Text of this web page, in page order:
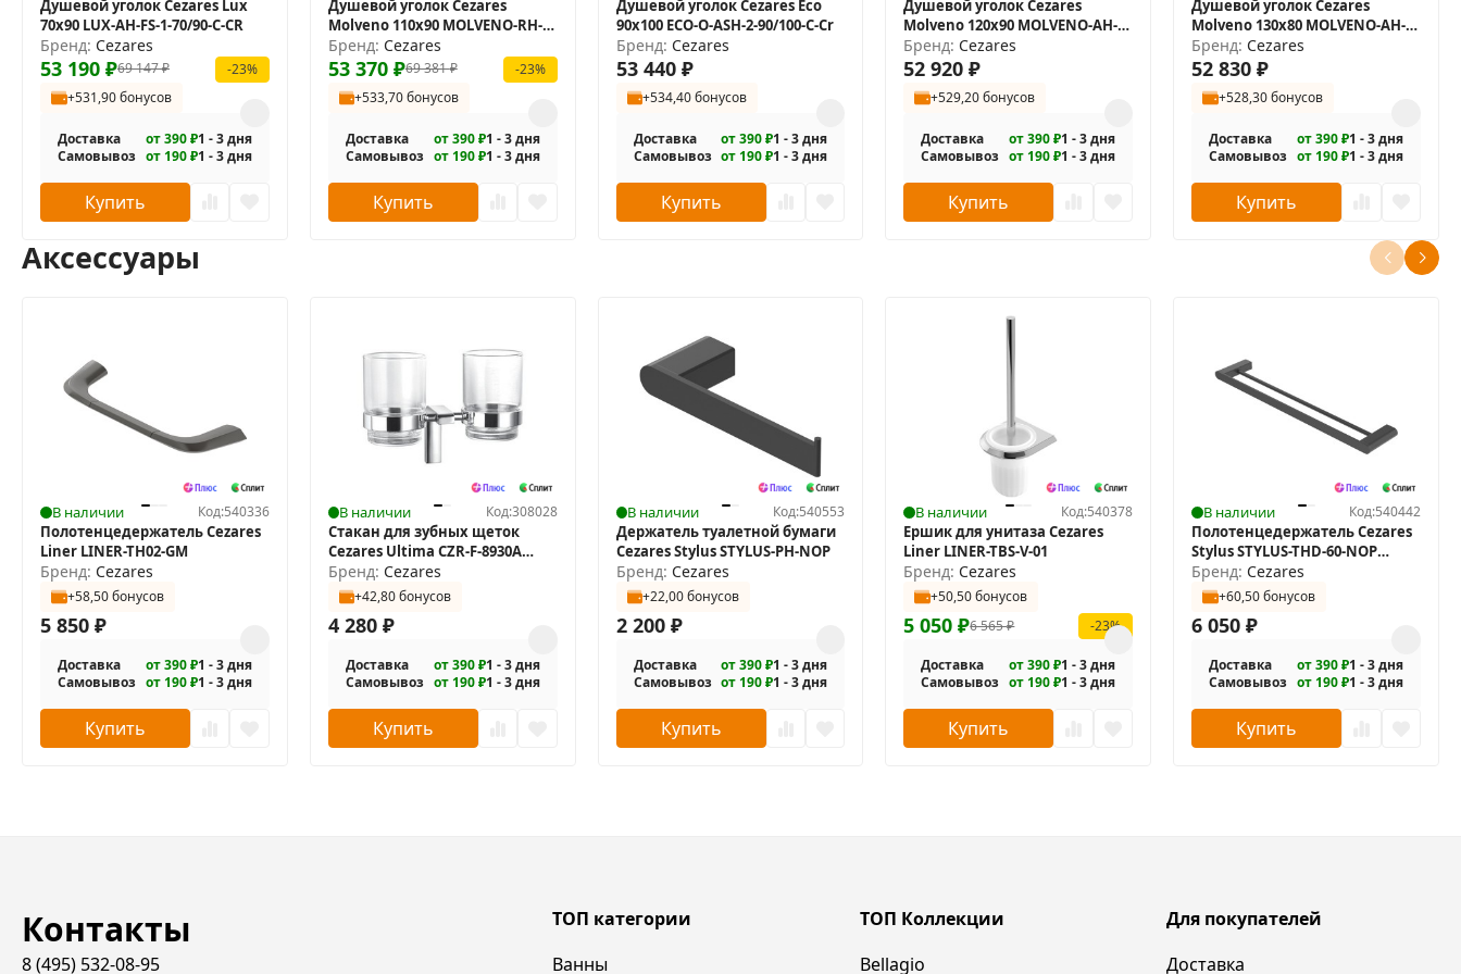
Душевой уголок Cezares Lux
70x90 LUX-AH-FS-1-70/90-C-CR
Бренд: Cezares
69 147₽
53 190 ₽
-23%
+531,90 бонусов
Доставка от 390 ₽1 - 3 дня
Самовывоз от 190 ₽1 - 3 дня
Купить
Душевой уголок Cezares
Molveno 110x90 MOLVENO-RH-2-
110/90-C-Cr-IV
Бренд: Cezares
69 381₽
53 370 ₽
-23%
+533,70 бонусов
Доставка от 390 ₽1 - 3 дня
Самовывоз от 190 ₽1 - 3 дня
Купить
Душевой уголок Cezares Eco
90x100 ECO-O-ASH-2-90/100-C-Cr
Бренд: Cezares
53 440 ₽
+534,40 бонусов
Доставка от 390 ₽1 - 3 дня
Самовывоз от 190 ₽1 - 3 дня
Купить
Душевой уголок Cezares
Molveno 120x90 MOLVENO-AH-
11-120/90-P-Cr
Бренд: Cezares
52 920₽
+529,20 бонусов
Доставка от 390 ₽1 - 3 дня
Самовывоз от 190 ₽1 - 3 дня
Купить
Душевой уголок Cezares
Molveno 130x80 MOLVENO-AH-
11-130/80-C-Cr-IV
Бренд: Cezares
52 830₽
+528,30 бонусов
Доставка от 390 ₽1 - 3 дня
Самовывоз от 190 ₽1 - 3 дня
Купить
Аксессуары
В наличии Код:540336
Полотенцедержатель Cezares
Liner LINER-TH02-GM
Бренд: Cezares
+58,50 бонусов
5 850 ₽
Доставка от 390 ₽1 - 3 дня
Самовывоз от 190 ₽1 - 3 дня
Купить
В наличии Код:308028
Стакан для зубных щеток
Cezares Ultima CZR-F-8930A
двойной
Бренд: Cezares
+42,80 бонусов
4 280 ₽
Доставка от 390 ₽1 - 3 дня
Самовывоз от 190 ₽1 - 3 дня
Купить
В наличии Код:540553
Держатель туалетной бумаги
Cezares Stylus STYLUS-PH-NOP
Бренд: Cezares
+22,00 бонусов
2 200 ₽
Доставка от 390 ₽1 - 3 дня
Самовывоз от 190 ₽1 - 3 дня
Купить
В наличии Код:540378
Ершик для унитаза Cezares
Liner LINER-TBS-V-01
Бренд: Cezares
+50,50 бонусов
6 565₽
5 050₽ -23%
Доставка от 390 ₽1 - 3 дня
Самовывоз от 190 ₽1 - 3 дня
Купить
В наличии Код:540442
Полотенцедержатель Cezares
Stylus STYLUS-THD-60-NOP
двойной
Бренд: Cezares
+60,50 бонусов
6 050₽
Доставка от 390 ₽1 - 3 дня
Самовывоз от 190 ₽1 - 3 дня
Купить
Контакты
8 (495) 532-08-95
ТОП категории
Ванны
ТОП Коллекции
Bellagio
Для покупателей
Доставка